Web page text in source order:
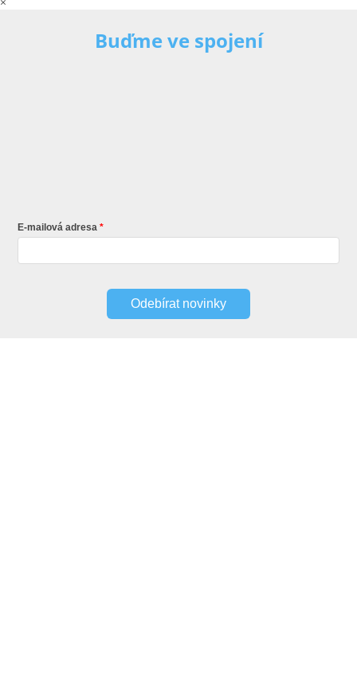
Buďme ve spojení
E-mailová adresa
Odebírat novinky